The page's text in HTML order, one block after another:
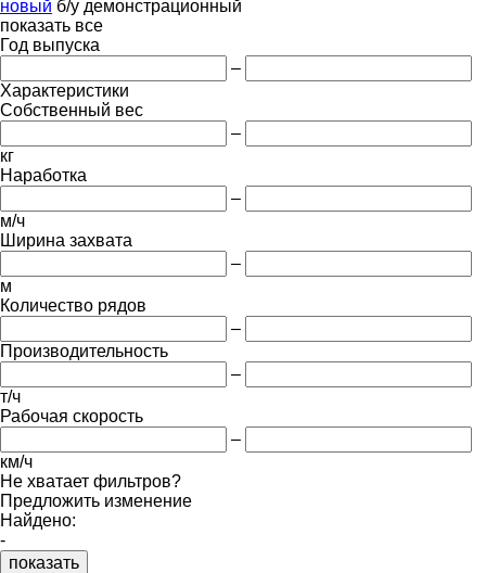
новый б/у демонстрационный
показать все
Год выпуска
–
Характеристики
Собственный вес
–
кг
Наработка
–
м/ч
Ширина захвата
–
м
Количество рядов
–
Производительность
–
т/ч
Рабочая скорость
–
км/ч
Не хватает фильтров?
Предложить изменение
Найдено:
-
показать